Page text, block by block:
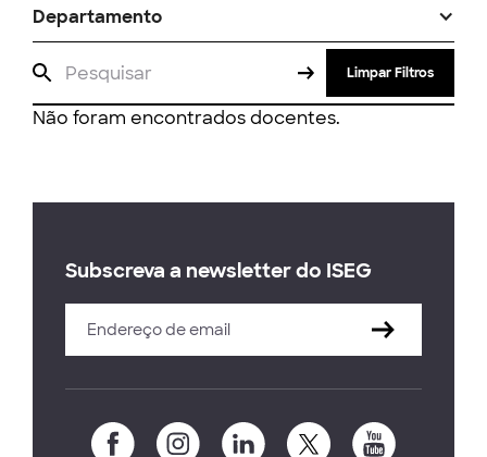
Departamento
Limpar Filtros
Não foram encontrados docentes.
Subscreva a newsletter do ISEG